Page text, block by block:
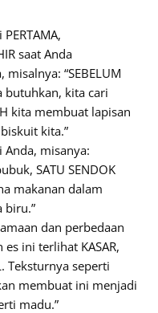
saat Anda
“SEBELUM
butuhkan, kita cari
kita membuat lapisan
kita.”
misanya:
SATU SENDOK
makanan dalam
biru.”
dan perbedaan
ini terlihat KASAR,
Teksturnya seperti
membuat ini menjadi
madu.”